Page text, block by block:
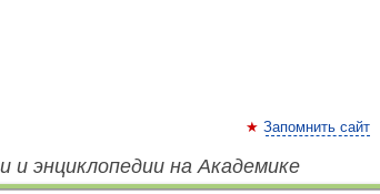
Запомнить сайт
и энциклопедии на Академике